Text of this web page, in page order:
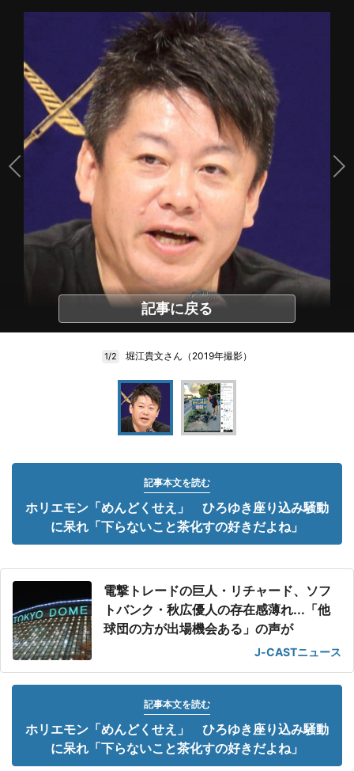
記事に戻る
1/2 堀江貴文さん（2019年撮影）
記事本文を読む
ホリエモン「めんどくせえ」 ひろゆき座り込み騒動
に呆れ「下らないこと茶化すの好きだよね」
電撃トレードの巨人・リチャード、ソフ
トバンク・秋広優人の存在感薄れ...「他
球団の方が出場機会ある」の声が
J-CASTニュース
記事本文を読む
ホリエモン「めんどくせえ」 ひろゆき座り込み騒動
に呆れ「下らないこと茶化すの好きだよね」